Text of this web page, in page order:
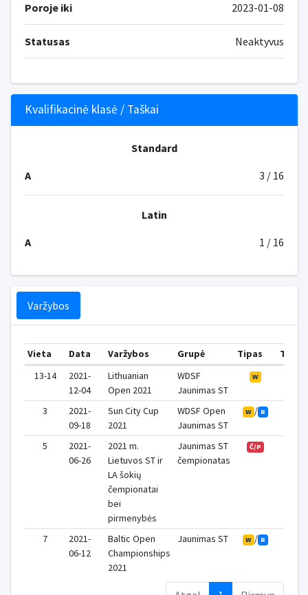
Poroje iki 2023-01-08
Statusas Neaktyvus
Kvalifikacinė klasė / Taškai
Standard
A
3 / 16
Latin
A
1 / 16
Varžybos
Vieta Data Varžybos Grupė Tipas
13-14
2021-
12-04
Lithuanian
Open 2021
WDSF
Jaunimas ST
W
3
2021-
09-18
Sun City Cup
2021
WDSF Open
Jaunimas ST
W / R
5
2021-
06-26
2021 m.
Lietuvos ST ir
LA šokių
čempionatai
bei
pirmenybės
Jaunimas ST
čempionatas
Č/P
7
2021-
06-12
Baltic Open
Championships
2021
Jaunimas ST W / R